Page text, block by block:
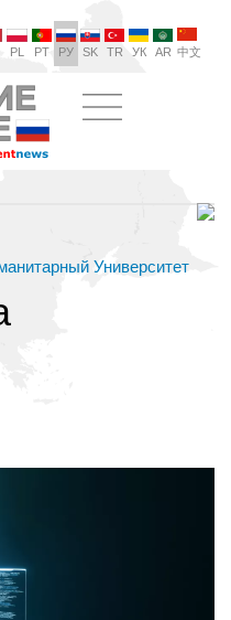
PL PT РУ SK TR УК AR 中文
Университет